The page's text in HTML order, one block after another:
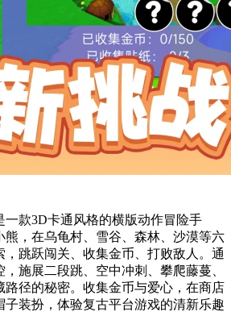
一款3D卡通风格的横版动作冒险手
熊，在乌龟村、雪谷、森林、沙漠等六
跳跃闯关、收集金币、打败敌人。通
施展二段跳、空中冲刺、攀爬藤蔓、
路径的秘密。收集金币与爱心，在商店
子装扮，体验复古平台游戏的清新乐趣